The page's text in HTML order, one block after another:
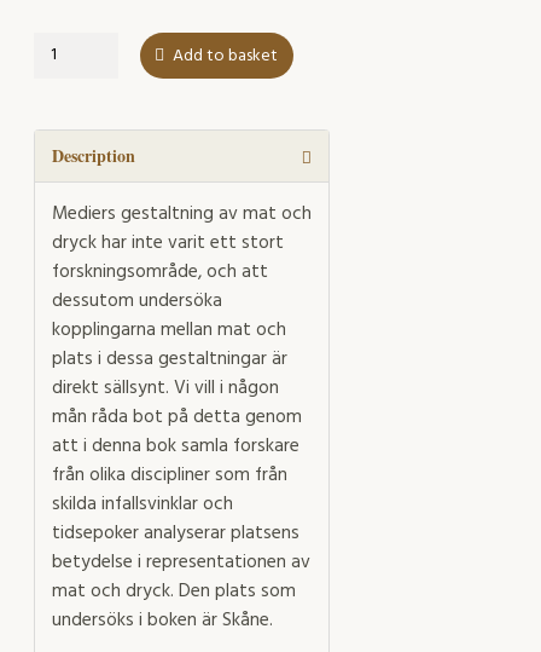
Skåne,
medier
quantity
Add to basket
Description
Mediers gestaltning av mat och
dryck har inte varit ett stort
forskningsområde, och att
dessutom undersöka
kopplingarna mellan mat och
plats i dessa gestaltningar är
direkt sällsynt. Vi vill i någon
mån råda bot på detta genom
att i denna bok samla forskare
från olika discipliner som från
skilda infallsvinklar och
tidsepoker analyserar platsens
betydelse i representationen av
mat och dryck. Den plats som
undersöks i boken är Skåne.